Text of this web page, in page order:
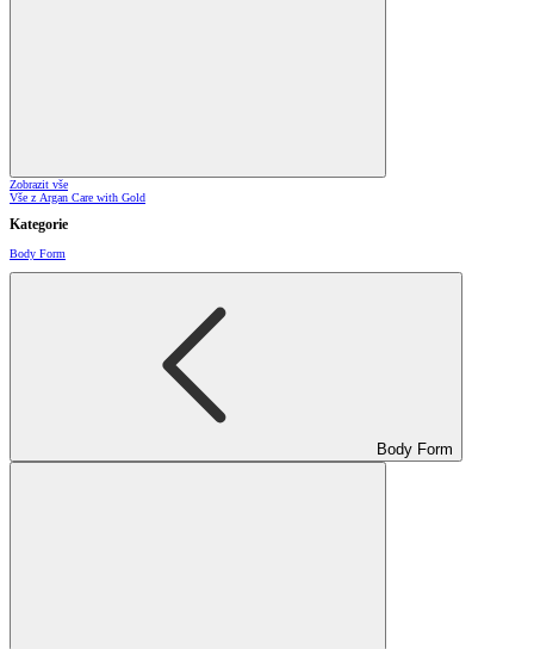
Zobrazit vše
Vše z Argan Care with Gold
Kategorie
Body Form
Body Form